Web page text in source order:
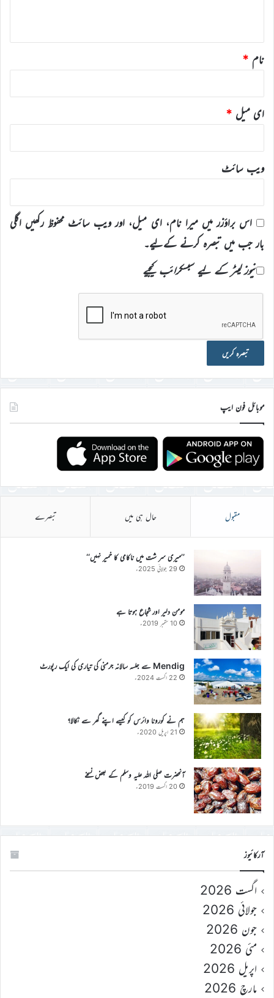
نام *
ای میل *
ویب‌ سائٹ
اس براؤزر میں میرا نام، ای میل، اور ویب سائٹ محفوظ رکھیں اگلی
بار جب میں تبصرہ کرنے کےلیے۔
نیوز لیٹر کے لیے سبسکرائب کیجیے
موبائل فون ایپ
مقبول حال ہی میں تبصرے
’’میری سر شت میں ناکامی کا خمیر نہیں‘‘
29 جولائی 2025ء
مومن دلیر اور شجاع ہوتا ہے
10 ستمبر 2019ء
Mendig سے جلسہ سالانہ جرمنی کی تیاری کی ایک رپورٹ
22 اگست 2024ء
ہم نے کورونا وائرس کو کیسے اپنے گھر سے نکالا؟
21 اپریل 2020ء
آنحضرت صلی اللہ علیہ وسلم کے بعض نسخے
20 اگست 2019ء
آرکائیوز
اگست 2026
جولائی 2026
جون 2026
مئی 2026
اپریل 2026
مارچ 2026